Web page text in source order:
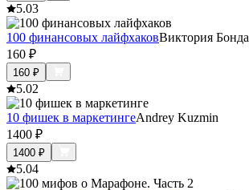
5.03
100 финансовых лайфхаковВиктория
160 ₽
160 ₽
5.02
10 фишек в маркетингеAndrey Kuzmin
1400 ₽
1400 ₽
5.04